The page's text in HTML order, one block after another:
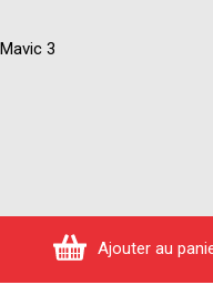
3
Ajouter au